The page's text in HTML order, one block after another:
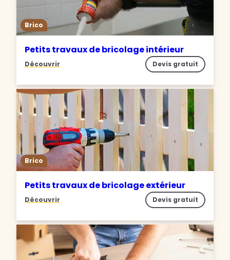
Brico
Petits travaux de bricolage intérieur
Découvrir Devis gratuit
Brico
Petits travaux de bricolage extérieur
Découvrir Devis gratuit